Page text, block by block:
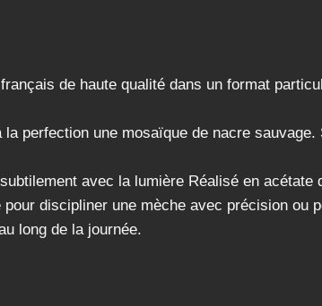
de haute qualité dans un format
perfection une mosaïque de nacre sauvage.
avec la lumière Réalisé en acétate
discipliner une mèche avec précision ou
long de la journée.